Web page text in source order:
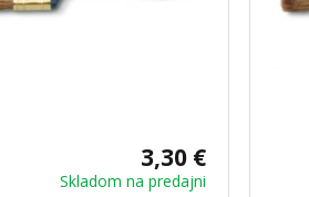
3,30 €
Skladom na predajni